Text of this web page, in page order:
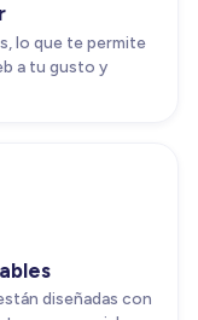
lo que te permite
a tu gusto y
diseñadas con